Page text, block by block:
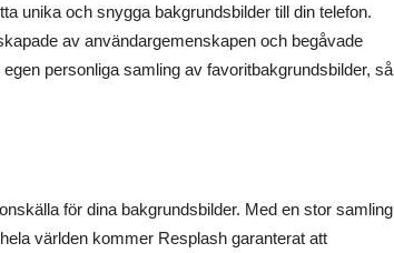
unika och snygga bakgrundsbilder till din telefon.
av användargemenskapen och begåvade
personliga samling av favoritbakgrundsbilder, så
för dina bakgrundsbilder. Med en stor samling
världen kommer Resplash garanterat att